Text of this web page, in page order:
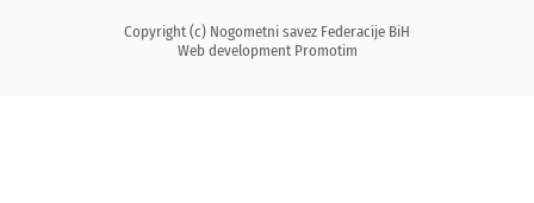
Copyright (c) Nogometni savez Federacije BiH
Web development Promotim